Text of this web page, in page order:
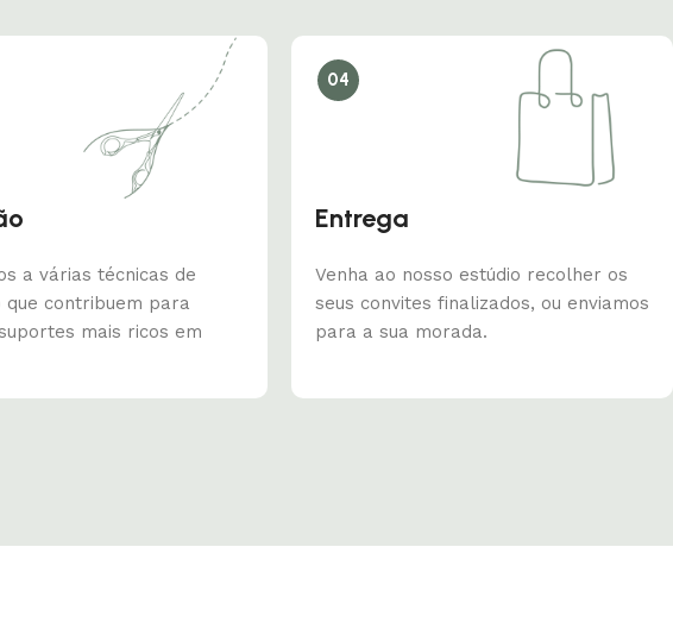
a várias técnicas de
que contribuem para
mais ricos em
04
Entrega
Venha ao nosso estúdio recolher os
seus convites finalizados, ou enviamos
para a sua morada.